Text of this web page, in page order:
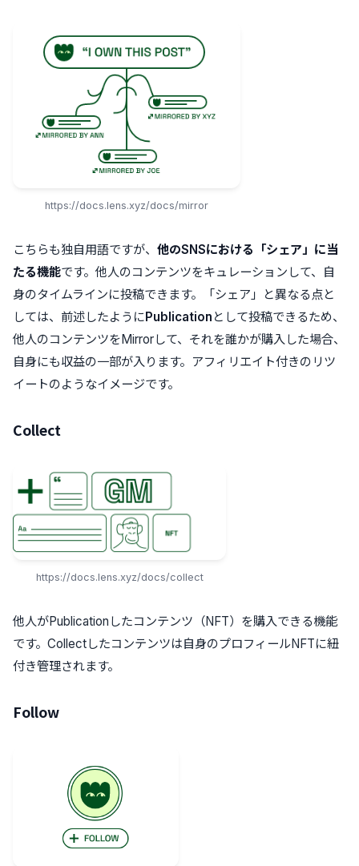
https://docs.lens.xyz/docs/mirror
こちらも独自用語ですが、 他のSNSにおける「シェア」に当
たる機能です。他人のコンテンツをキュレーションして、自
身のタイムラインに投稿できます。「シェア」と異なる点と
しては、前述したようにPublication として投稿できるため、
他人のコンテンツをMirrorして、それを誰かが購入した場合、
自身にも収益の一部が入ります。アフィリエイト付きのリツ
イートのようなイメージです。
Collect
https://docs.lens.xyz/docs/collect
他人がPublicationしたコンテンツ（NFT）を購入できる機能
です。Collectしたコンテンツは自身のプロフィールNFTに紐
付き管理されます。
Follow